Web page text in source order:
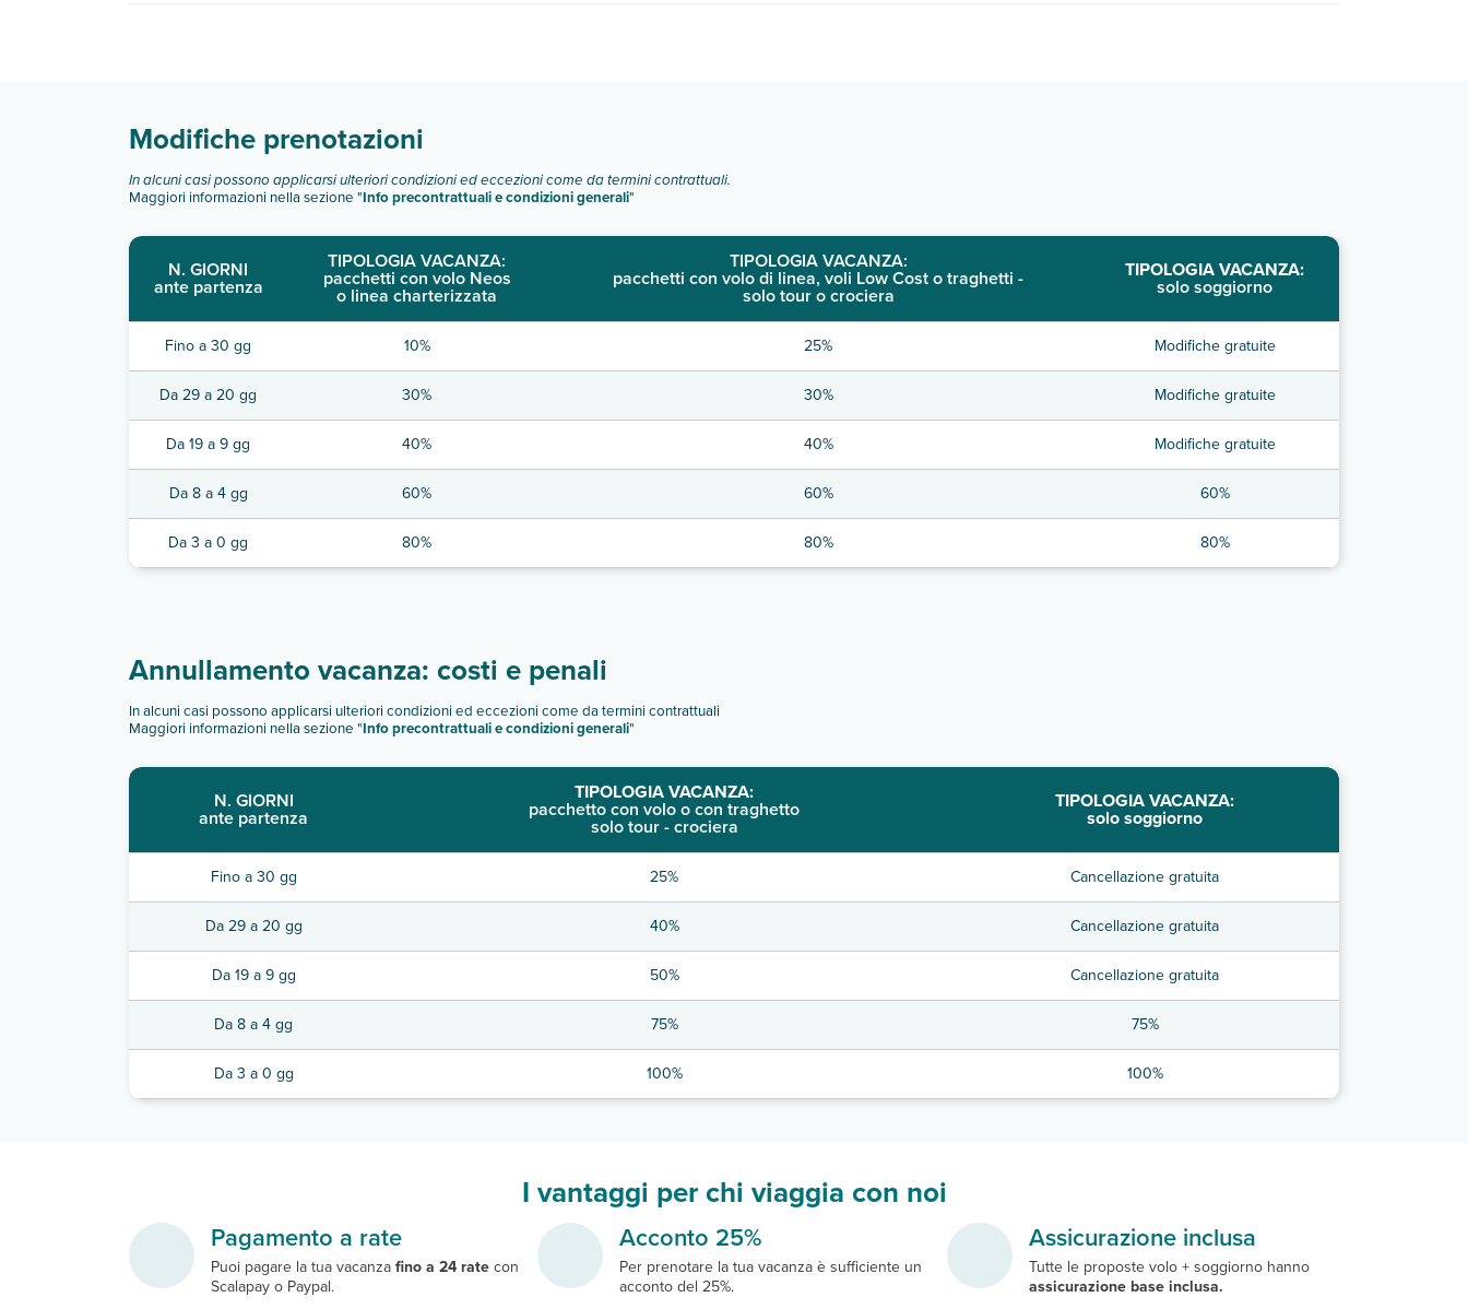
Modifiche prenotazioni
In alcuni casi possono applicarsi ulteriori condizioni ed eccezioni come da termini contrattuali.
Maggiori informazioni nella sezione "Info precontrattuali e condizioni generali"
N. GIORNI
ante partenza
TIPOLOGIA VACANZA:
pacchetti con volo Neos
o linea charterizzata
TIPOLOGIA VACANZA:
pacchetti con volo di linea, voli Low Cost o traghetti -
solo tour o crociera
TIPOLOGIA VACANZA:
solo soggiorno
Fino a 30 gg 10% 25% Modifiche gratuite
Da 29 a 20 gg 30% 30% Modifiche gratuite
Da 19 a 9 gg 40% 40% Modifiche gratuite
Da 8 a 4 gg 60% 60% 60%
Da 3 a 0 gg 80% 80% 80%
Annullamento vacanza: costi e penali
In alcuni casi possono applicarsi ulteriori condizioni ed eccezioni come da termini contrattuali
Maggiori informazioni nella sezione "Info precontrattuali e condizioni generali"
N. GIORNI
ante partenza
TIPOLOGIA VACANZA:
pacchetto con volo o con traghetto
solo tour - crociera
TIPOLOGIA VACANZA:
solo soggiorno
Fino a 30 gg 25% Cancellazione gratuita
Da 29 a 20 gg 40% Cancellazione gratuita
Da 19 a 9 gg 50% Cancellazione gratuita
Da 8 a 4 gg 75% 75%
Da 3 a 0 gg 100% 100%
I vantaggi per chi viaggia con noi
Pagamento a rate
Puoi pagare la tua vacanzafino a 24 ratecon
Scalapay o Paypal.
Acconto 25%
Per prenotare la tua vacanza è sufficiente un
acconto del 25%.
Assicurazione inclusa
Tutte le proposte volo + soggiorno hanno
assicurazione base inclusa.